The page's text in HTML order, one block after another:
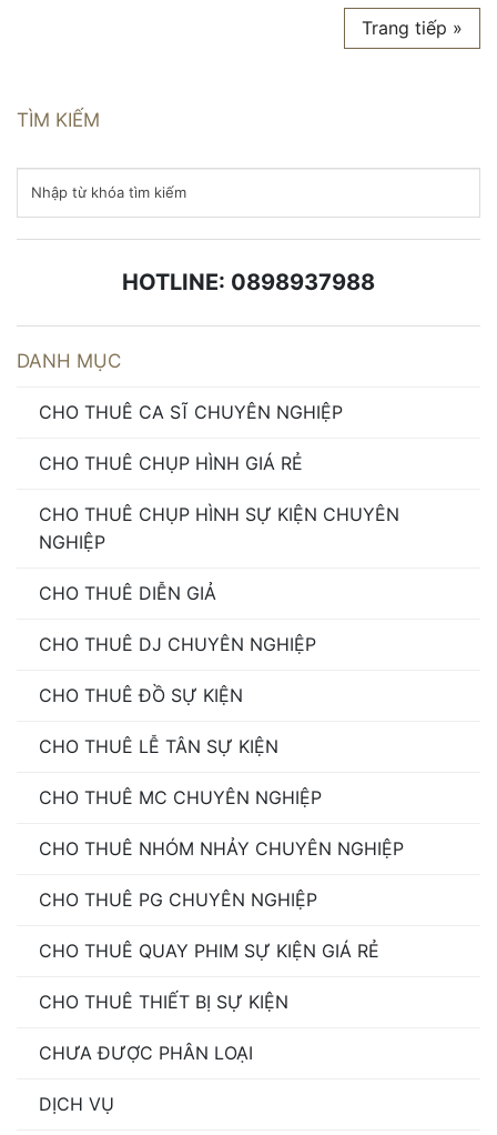
Trang tiếp »
TÌM KIẾM
HOTLINE: 0898937988
DANH MỤC
CHO THUÊ CA SĨ CHUYÊN NGHIỆP
CHO THUÊ CHỤP HÌNH GIÁ RẺ
CHO THUÊ CHỤP HÌNH SỰ KIỆN CHUYÊN
NGHIỆP
CHO THUÊ DIỄN GIẢ
CHO THUÊ DJ CHUYÊN NGHIỆP
CHO THUÊ ĐỒ SỰ KIỆN
CHO THUÊ LỄ TÂN SỰ KIỆN
CHO THUÊ MC CHUYÊN NGHIỆP
CHO THUÊ NHÓM NHẢY CHUYÊN NGHIỆP
CHO THUÊ PG CHUYÊN NGHIỆP
CHO THUÊ QUAY PHIM SỰ KIỆN GIÁ RẺ
CHO THUÊ THIẾT BỊ SỰ KIỆN
CHƯA ĐƯỢC PHÂN LOẠI
DỊCH VỤ